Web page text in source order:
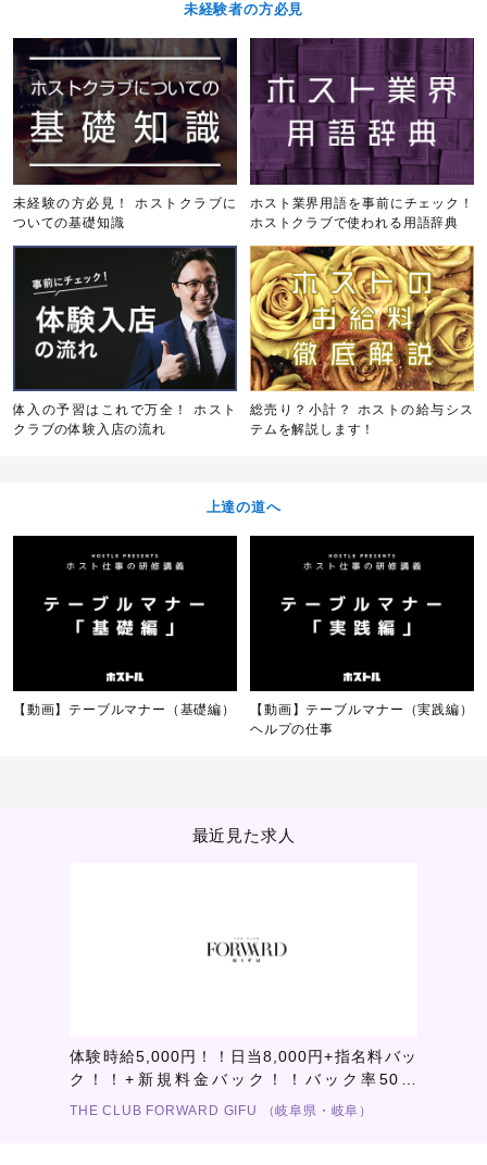
未経験者の方必見
未経験の方必見！ ホストクラブに
ついての基礎知識
ホスト業界用語を事前にチェック！
ホストクラブで使われる用語辞典
体入の予習はこれで万全！ ホスト
クラブの体験入店の流れ
総売り？小計？ ホストの給与シス
テムを解説します！
上達の道へ
【動画】テーブルマナー（基礎編）
【動画】テーブルマナー（実践編）
ヘルプの仕事
最近見た求人
体験時給5,000円！！日当8,000円+指名料バッ
ク！！+新規料金バック！！バック率50～
70％！！成長を妨げるようなノルマ・罰金は一
THE CLUB FORWARD GIFU （岐阜県・岐阜）